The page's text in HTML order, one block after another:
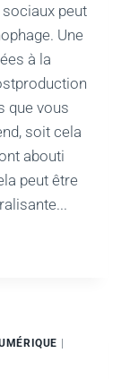
peut
Une
à la
que vous
soit cela
abouti
peut être